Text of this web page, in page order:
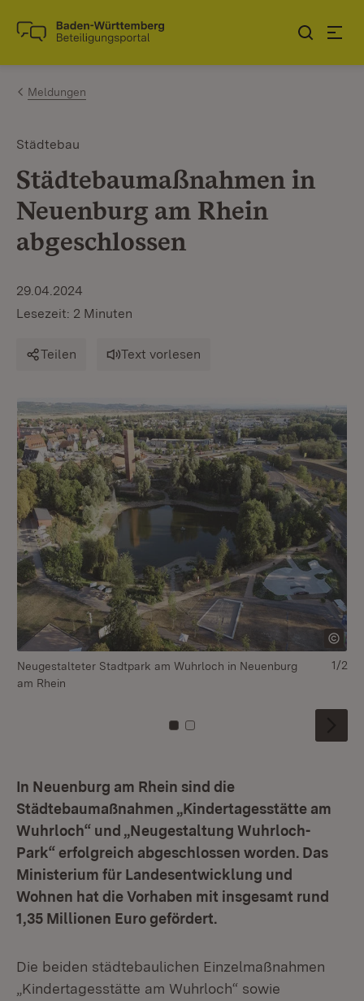
Zum Inhalt springen
Link zur Startseite
Meldungen
Städtebau
Städtebaumaßnahmen in
Neuenburg am Rhein
abgeschlossen
29.04.2024
Lesezeit: 2 Minuten
Teilen Text vorlesen
Neugestalteter Stadtpark am Wuhrloch in Neuenburg
am Rhein
Zu Kachel: 0
Zu Kachel: 1
1/2
In Neuenburg am Rhein sind die
Städtebaumaßnahmen „Kindertagesstätte am
Wuhrloch“ und „Neugestaltung Wuhrloch-
Park“ erfolgreich abgeschlossen worden. Das
Ministerium für Landesentwicklung und
Wohnen hat die Vorhaben mit insgesamt rund
1,35 Millionen Euro gefördert.
Die beiden städtebaulichen Einzelmaßnahmen
„Kindertagesstätte am Wuhrloch“ sowie